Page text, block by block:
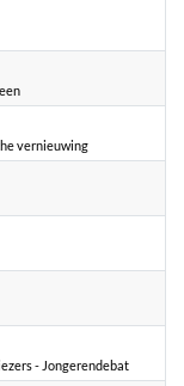
vernieuwing
- Jongerendebat